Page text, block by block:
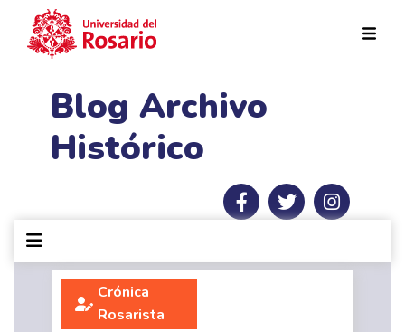
Blog Archivo
Histórico
Crónica
Rosarista